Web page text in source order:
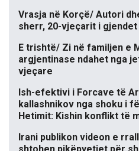
Vrasja në Korçë/ Autori
sherr, 20-vjeçarit i
E trishtë/ Zi në familjen e
argjentinase ndahet nga
vjeçare
Ish-efektivi i Forcave të
kallashnikov nga shoku i
Hetimit: Kishin konflikt të
Irani publikon videon e